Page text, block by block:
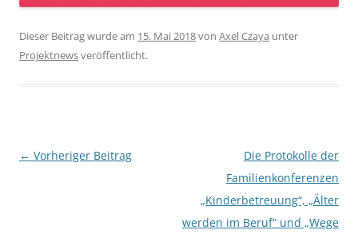
Dieser Beitrag wurde am 15. Mai 2018von Axel Czaya unter
Projektnewsveröffentlicht.
Beitragsnavigation
← Vorheriger Beitrag
Die Protokolle der
Familienkonferenzen
„Kinderbetreuung“, „Älter
werden im Beruf“ und „Wege